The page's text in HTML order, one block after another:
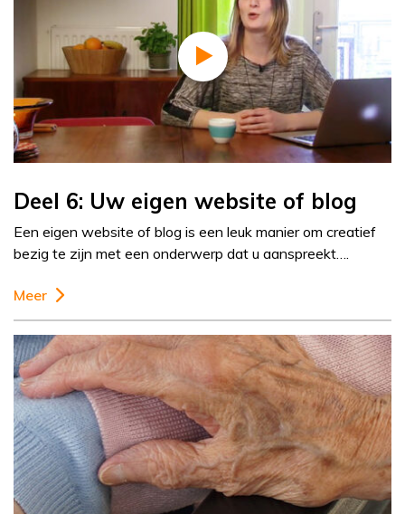
Deel 6: Uw eigen website of blog
Een eigen website of blog is een leuk manier om creatief
bezig te zijn met een onderwerp dat u aanspreekt….
Meer